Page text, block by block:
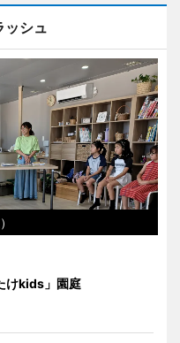
ッシュ
けkids」園庭